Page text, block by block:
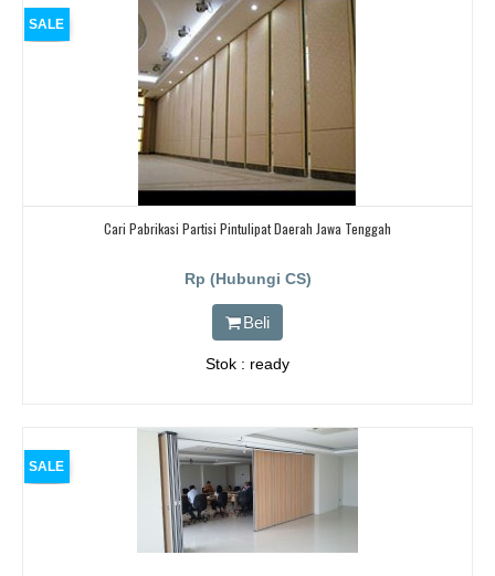
SALE
Cari Pabrikasi Partisi Pintulipat Daerah Jawa Tenggah
Rp (Hubungi CS)
Beli
Stok : ready
SALE